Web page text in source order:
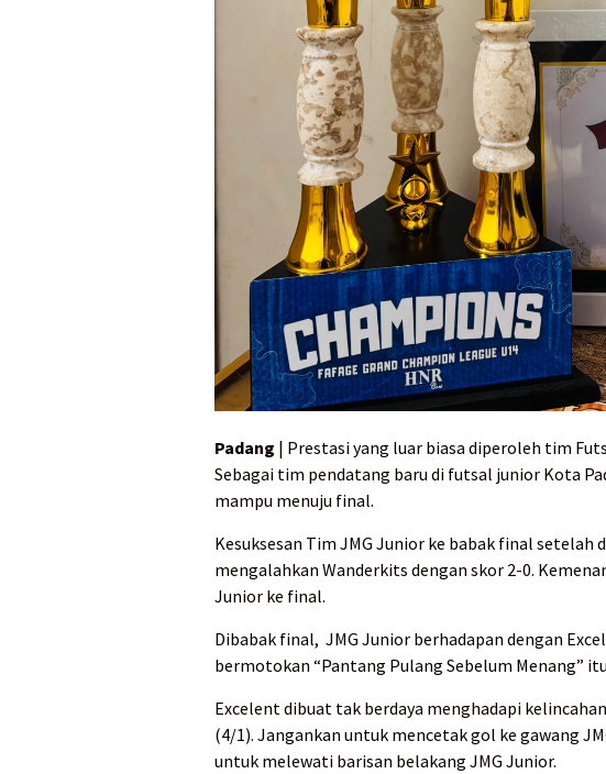
Padang | Prestasi yang luar biasa diperoleh tim
Sebagai tim pendatang baru di futsal junior Kota
mampu menuju final.
Kesuksesan Tim JMG Junior ke babak final setelah
mengalahkan Wanderkits dengan skor 2-0.
Junior ke final.
Dibabak final, JMG Junior berhadapan dengan
bermotokan “Pantang Pulang Sebelum Menang”
Excelent dibuat tak berdaya menghadapi
(4/1). Jangankan untuk mencetak gol ke gawang
untuk melewati barisan belakang JMG Junior.